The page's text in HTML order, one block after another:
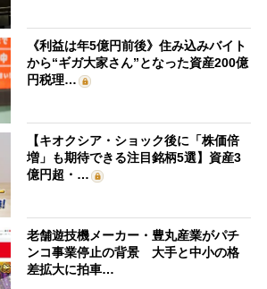
《利益は年5億円前後》住み込みバイト
から“ギガ大家さん”となった資産200億
円税理…
【キオクシア・ショック後に「株価倍
増」も期待できる注目銘柄5選】資産3
億円超・…
老舗遊技機メーカー・豊丸産業がパチ
ンコ事業停止の背景 大手と中小の格
差拡大に拍車…